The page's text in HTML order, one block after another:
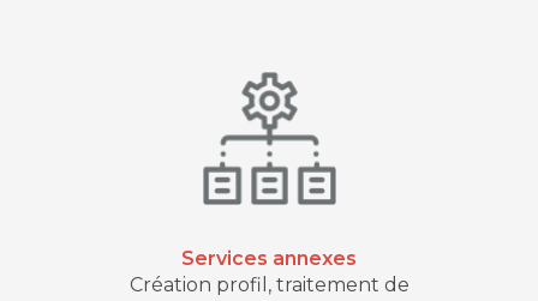
Services annexes
Création profil, traitement de